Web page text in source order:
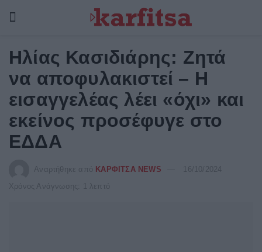
Ηλίας Κασιδιάρης: Ζητά
να αποφυλακιστεί – Η
εισαγγελέας λέει «όχι» και
εκείνος προσέφυγε στο
ΕΔΔΑ
Αναρτήθηκε από ΚΑΡΦΙΤΣΑ NEWS
16/10/2024
Χρόνος Ανάγνωσης: 1 λεπτό